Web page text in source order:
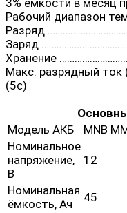
3% емкости в месяц
Рабочий диапазон
Разряд
Заряд
Хранение
Макс. разрядный
(5с)
Модель АКБ
MNB
Номинальное
напряжение,
В
12
Номинальная
ёмкость, Ач
45